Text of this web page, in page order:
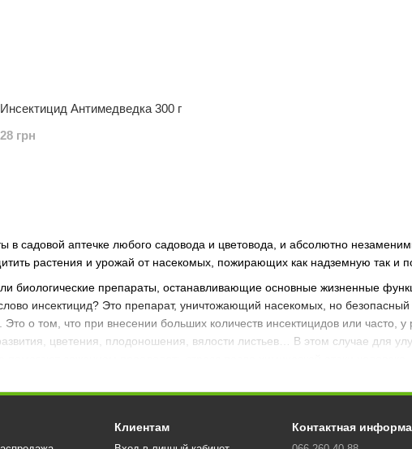
в садовой аптечке любого садовода и цветовода, и абсолютно
растения и урожай от насекомых, пожирающих как надземную так и
биологические препараты, останавливающие основные жизненные
инсектицид? Это препарат, уничтожающий насекомых, но
Это о том, что при внесении больших количеств инсектицидов или часто,
цветения, плодоношения, вялости листьев… В этом случае для
его не касались. Контактный инсектицид что это – это когда гнездо ос
живут и радуются.
Инсектицид Антимедведка 300 г
28 грн
Клиентам Контактная